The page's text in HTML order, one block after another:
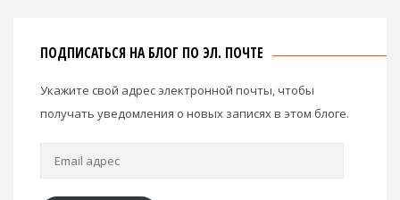
ПОДПИСАТЬСЯ НА БЛОГ ПО ЭЛ. ПОЧТЕ
Укажите свой адрес электронной почты, чтобы
получать уведомления о новых записях в этом блоге.
Email